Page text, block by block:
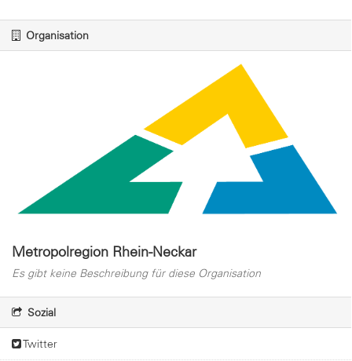
Organisation
Metropolregion Rhein-Neckar
Es gibt keine Beschreibung für diese Organisation
Sozial
Twitter